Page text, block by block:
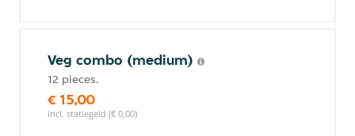
Veg combo (medium)
12 pieces.
€ 15,00
incl. statiegeld (€ 0,00)